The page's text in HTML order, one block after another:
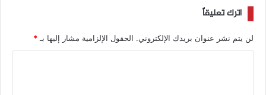
اترك تعليقاً
لن يتم نشر عنوان بريدك الإلكتروني. الحقول الإلزامية مشار إليها بـ *